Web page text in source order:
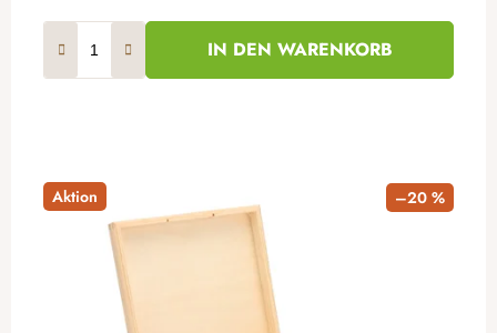
IN DEN WARENKORB
Aktion –20 %